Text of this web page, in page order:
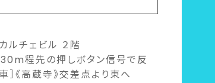
チェビル ２階
程先の押しボタン信号で反
］《高蔵寺》交差点より東へ